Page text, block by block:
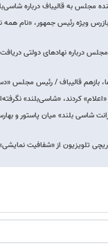
مجلس به قالیباف درباره
ویژه رئیس جمهور، «نام همه
درباره نهادهای دولتی
بازهم قالیباف / رئیس مجلس
شاسی بلند» میان پاستور و
تلویزیون از «شفافیت